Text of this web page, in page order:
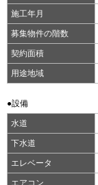
施工年月
募集物件の階数
契約面積
用途地域
●設備
水道
下水道
エレベータ
エアコン